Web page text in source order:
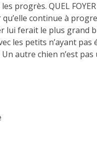
progrès. QUEL
qu’elle continue à
lui ferait le plus grand
les petits n’ayant
autre chien n’est